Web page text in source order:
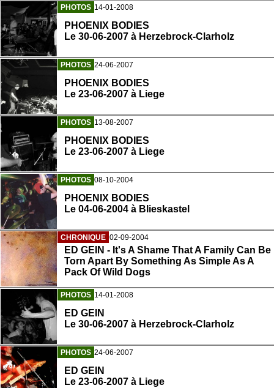
PHOTOS 14-01-2008
PHOENIX BODIES
Le 30-06-2007 à Herzebrock-Clarholz
PHOTOS 24-06-2007
PHOENIX BODIES
Le 23-06-2007 à Liege
PHOTOS 13-08-2007
PHOENIX BODIES
Le 23-06-2007 à Liege
PHOTOS 08-10-2004
PHOENIX BODIES
Le 04-06-2004 à Blieskastel
CHRONIQUE 02-09-2004
ED GEIN - It's A Shame That A Family Can Be
Torn Apart By Something As Simple As A
Pack Of Wild Dogs
PHOTOS 14-01-2008
ED GEIN
Le 30-06-2007 à Herzebrock-Clarholz
PHOTOS 24-06-2007
ED GEIN
Le 23-06-2007 à Liege